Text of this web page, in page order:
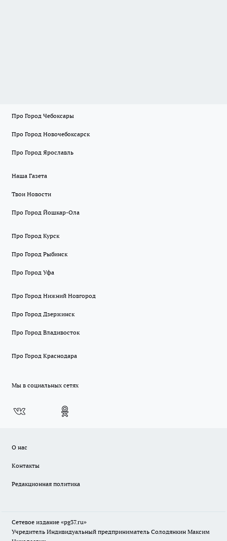
Про Город Чебоксары
Про Город Новочебоксарск
Про Город Ярославль
Наша Газета
Твои Новости
Про Город Йошкар-Ола
Про Город Курск
Про Город Рыбинск
Про Город Уфа
Про Город Нижний Новгород
Про Город Дзержинск
Про Город Владивосток
Про Город Краснодара
Мы в социальных сетях
О нас
Контакты
Редакционная политика
Сетевое издание «pg37.ru»
Учредитель Индивидуальный предприниматель Солодянкин Максим